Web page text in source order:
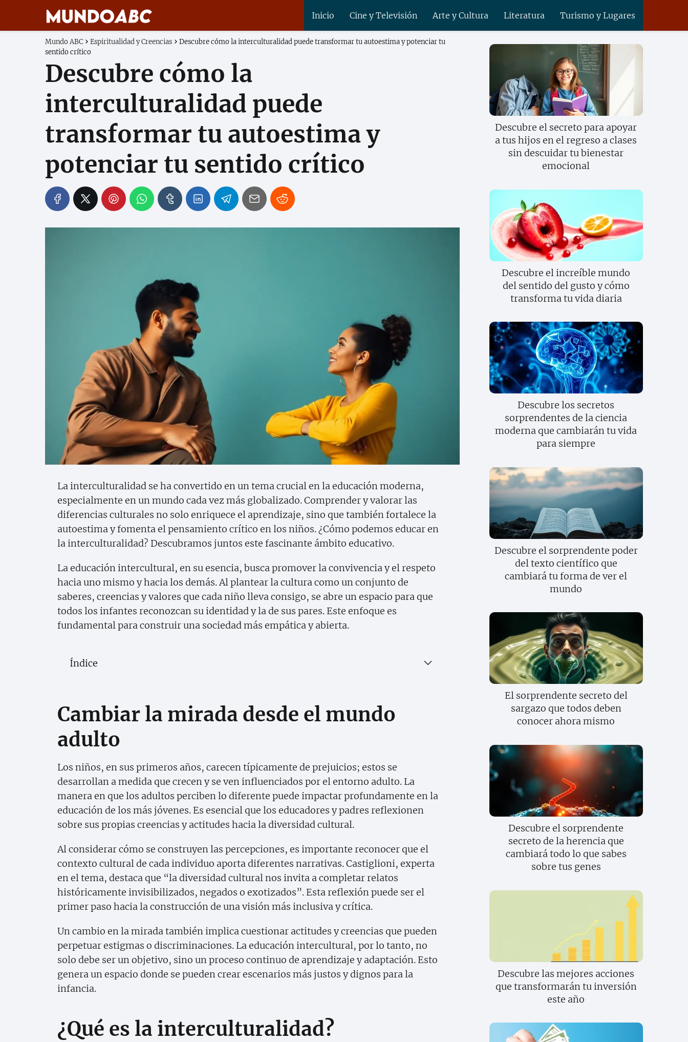
Inicio Cine y Televisión Arte y Cultura Literatura Turismo y Lugares
Mundo ABC Espiritualidad y Creencias
Descubre cómo la interculturalidad puede transformar tu autoestima y potenciar tu
sentido crítico
Descubre cómo la
interculturalidad puede
transformar tu autoestima y
potenciar tu sentido crítico
La interculturalidad se ha convertido en un tema crucial en la educación moderna,
especialmente en un mundo cada vez más globalizado. Comprender y valorar las
diferencias culturales no solo enriquece el aprendizaje, sino que también fortalece la
autoestima y fomenta el pensamiento crítico en los niños. ¿Cómo podemos educar en
la interculturalidad? Descubramos juntos este fascinante ámbito educativo.
La educación intercultural, en su esencia, busca promover la convivencia y el respeto
hacia uno mismo y hacia los demás. Al plantear la cultura como un conjunto de
saberes, creencias y valores que cada niño lleva consigo, se abre un espacio para que
todos los infantes reconozcan su identidad y la de sus pares. Este enfoque es
fundamental para construir una sociedad más empática y abierta.
Índice
Cambiar la mirada desde el mundo
adulto
Los niños, en sus primeros años, carecen típicamente de prejuicios; estos se
desarrollan a medida que crecen y se ven influenciados por el entorno adulto. La
manera en que los adultos perciben lo diferente puede impactar profundamente en la
educación de los más jóvenes. Es esencial que los educadores y padres reflexionen
sobre sus propias creencias y actitudes hacia la diversidad cultural.
Al considerar cómo se construyen las percepciones, es importante reconocer que el
contexto cultural de cada individuo aporta diferentes narrativas. Castiglioni, experta
en el tema, destaca que “la diversidad cultural nos invita a completar relatos
históricamente invisibilizados, negados o exotizados”. Esta reflexión puede ser el
primer paso hacia la construcción de una visión más inclusiva y crítica.
Un cambio en la mirada también implica cuestionar actitudes y creencias que pueden
perpetuar estigmas o discriminaciones. La educación intercultural, por lo tanto, no
solo debe ser un objetivo, sino un proceso continuo de aprendizaje y adaptación. Esto
genera un espacio donde se pueden crear escenarios más justos y dignos para la
infancia.
¿Qué es la interculturalidad?
Descubre el secreto para apoyar
a tus hijos en el regreso a clases
sin descuidar tu bienestar
emocional
Descubre el increíble mundo
del sentido del gusto y cómo
transforma tu vida diaria
Descubre los secretos
sorprendentes de la ciencia
moderna que cambiarán tu vida
para siempre
Descubre el sorprendente poder
del texto científico que
cambiará tu forma de ver el
mundo
El sorprendente secreto del
sargazo que todos deben
conocer ahora mismo
Descubre el sorprendente
secreto de la herencia que
cambiará todo lo que sabes
sobre tus genes
Descubre las mejores acciones
que transformarán tu inversión
este año